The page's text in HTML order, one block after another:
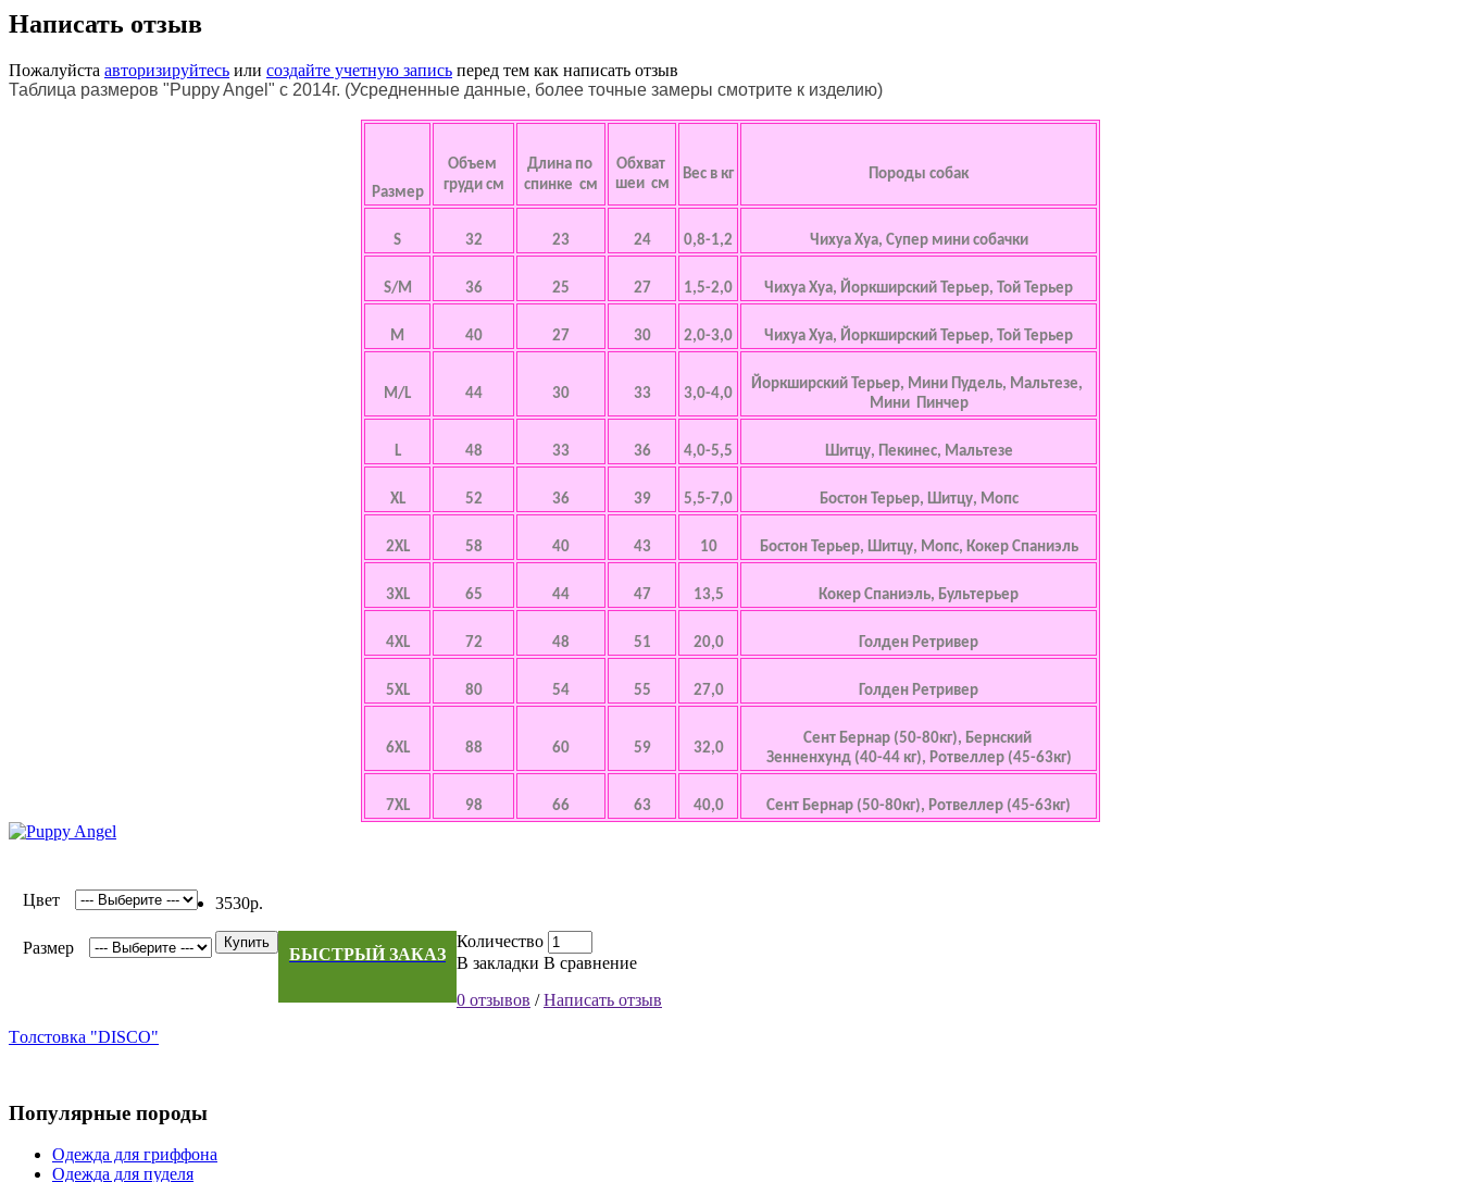
Написать отзыв
Пожалуйста авторизируйтесь или создайте учетную запись перед тем как написать отзыв
Таблица размеров "Puppy Angel" с 2014г. (Усредненные данные, более точные замеры смотрите к изделию)
Размер
Объем
груди см
Длина по
спинке см
Обхват
шеи см
Вес в кг Породы собак
S 32 23 24 0,8-1,2 Чихуа Хуа, Супер мини собачки
S/M 36 25 27 1,5-2,0 Чихуа Хуа, Йоркширский Терьер, Той Терьер
M 40 27 30 2,0-3,0 Чихуа Хуа, Йоркширский Терьер, Той Терьер
M/L 44 30 33 3,0-4,0
Йоркширский Терьер, Мини Пудель, Мальтезе,
Мини Пинчер
L 48 33 36 4,0-5,5 Шитцу, Пекинес, Мальтезе
XL 52 36 39 5,5-7,0 Бостон Терьер, Шитцу, Мопс
2XL 58 40 43 10 Бостон Терьер, Шитцу, Мопс, Кокер Спаниэль
3XL 65 44 47 13,5 Кокер Спаниэль, Бультерьер
4XL 72 48 51 20,0 Голден Ретривер
5XL 80 54 55 27,0 Голден Ретривер
6XL 88 60 59 32,0
Сент Бернар (50-80кг), Бернский
Зенненхунд (40-44 кг), Ротвеллер (45-63кг)
7XL 98 66 63 40,0 Сент Бернар (50-80кг), Ротвеллер (45-63кг)
Цвет
Размер
3530р.
Количество
Купить
БЫСТРЫЙ ЗАКАЗ В закладки В сравнение
0 отзывов /Написать отзыв
Tолстовка "DISCO"
Популярные породы
Одежда для гриффона
Одежда для пуделя